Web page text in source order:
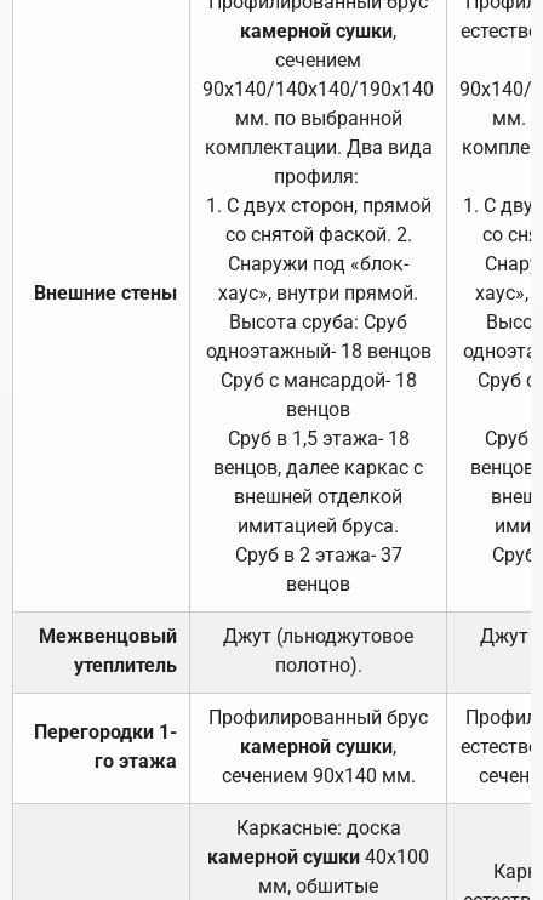
Внешние стены
камерной сушки,
сечением
90х140/140х140/190х140
мм. по выбранной
комплектации. Два вида
профиля:
1. С двух сторон, прямой
со снятой фаской. 2.
Снаружи под «блок-
хаус», внутри прямой.
Высота сруба: Сруб
одноэтажный- 18 венцов
Сруб с мансардой- 18
венцов
Сруб в 1,5 этажа- 18
венцов, далее каркас с
внешней отделкой
имитацией бруса.
Сруб в 2 этажа- 37
венцов
90х140/
мм.
1. С
со
хаус»,
Сруб с
Сруб
Сруб
Межвенцовый
утеплитель
Джут (льноджутовое
полотно).
Джут
Перегородки 1-
го этажа
Профилированный брус
камерной сушки,
сечением 90х140 мм.
Каркасные: доска
камерной сушки 40х100
мм, обшитые